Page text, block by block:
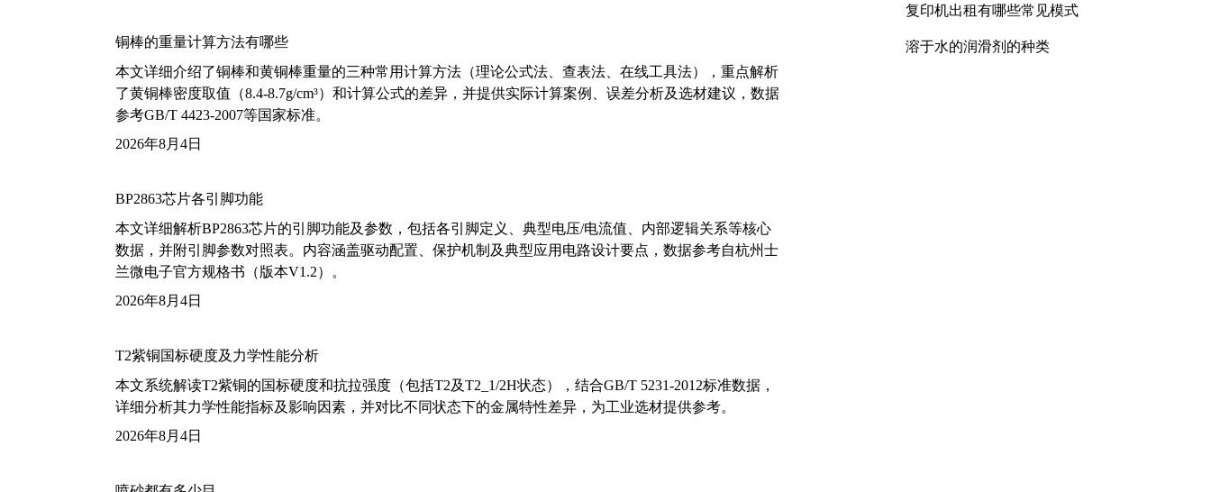
铜棒的重量计算方法有哪些
本文详细介绍了铜棒和黄铜棒重量的三种常用计算方法（理论公式法、查表法、在线工具法），重点解析
了黄铜棒密度取值（8.4-8.7g/cm³）和计算公式的差异，并提供实际计算案例、误差分析及选材建议，数据
参考GB/T 4423-2007等国家标准。
2026年8月4日
BP2863芯片各引脚功能
本文详细解析BP2863芯片的引脚功能及参数，包括各引脚定义、典型电压/电流值、内部逻辑关系等核心
数据，并附引脚参数对照表。内容涵盖驱动配置、保护机制及典型应用电路设计要点，数据参考自杭州士
兰微电子官方规格书（版本V1.2）。
2026年8月4日
T2紫铜国标硬度及力学性能分析
本文系统解读T2紫铜的国标硬度和抗拉强度（包括T2及T2_1/2H状态），结合GB/T 5231-2012标准数据，
详细分析其力学性能指标及影响因素，并对比不同状态下的金属特性差异，为工业选材提供参考。
2026年8月4日
复印机出租有哪些常见模式
溶于水的润滑剂的种类